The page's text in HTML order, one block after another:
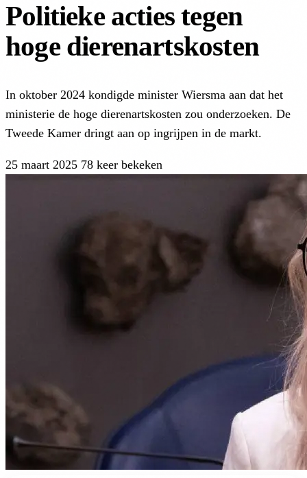
Politieke acties tegen
hoge dierenartskosten
In oktober 2024 kondigde minister Wiersma aan dat het
ministerie de hoge dierenartskosten zou onderzoeken. De
Tweede Kamer dringt aan op ingrijpen in de markt.
25 maart 2025 78 keer bekeken